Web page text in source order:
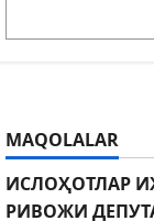
MAQOLALAR
ИСЛОҲОТЛАР
РИВОЖИ